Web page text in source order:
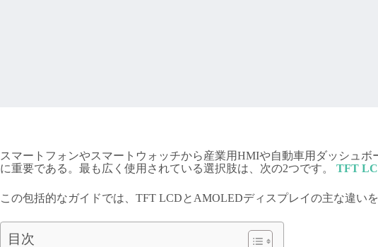
スマートフォンやスマートウォッチから産業用HMIや自動車用ダッシュ
に重要である。最も広く使用されている選択肢は、次の2つです。 TFT
この包括的なガイドでは、TFT LCDとAMOLEDディスプレイの主な違い
目次